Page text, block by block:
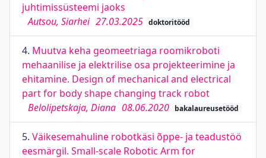
juhtimissüsteemi jaoks
Autsou, Siarhei 27.03.2025 doktoritööd
4. Muutva keha geomeetriaga roomikroboti
mehaanilise ja elektrilise osa projekteerimine ja
ehitamine. Design of mechanical and electrical
part for body shape changing track robot
Belolipetskaja, Diana 08.06.2020 bakalaureusetööd
5. Väikesemahuline robotkäsi õppe- ja teadustöö
eesmärgil. Small-scale Robotic Arm for